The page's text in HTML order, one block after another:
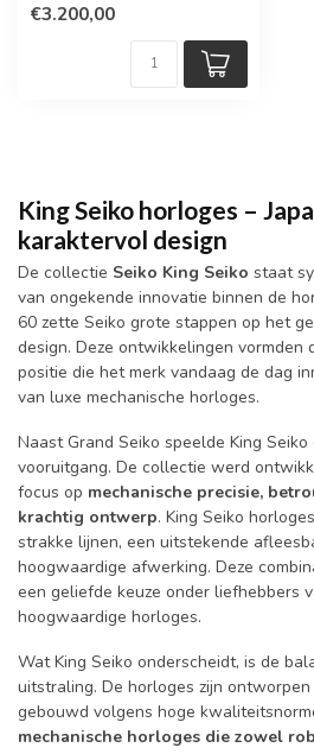
karakte...
€3.200,00
King Seiko horloges –
karaktervol design
De collectie Seiko King Seiko staat
van ongekende innovatie binnen de
60 zette Seiko grote stappen op het
design. Deze ontwikkelingen vormden
positie die het merk vandaag de dag
van luxe mechanische horloges.
Naast Grand Seiko speelde King
vooruitgang. De collectie werd
focus op mechanische precisie,
krachtig ontwerp. King Seiko
strakke lijnen, een uitstekende
hoogwaardige afwerking. Deze
een geliefde keuze onder liefhebbers
hoogwaardige horloges.
Wat King Seiko onderscheidt, is de
uitstraling. De horloges zijn
gebouwd volgens hoge
mechanische horloges die zowel